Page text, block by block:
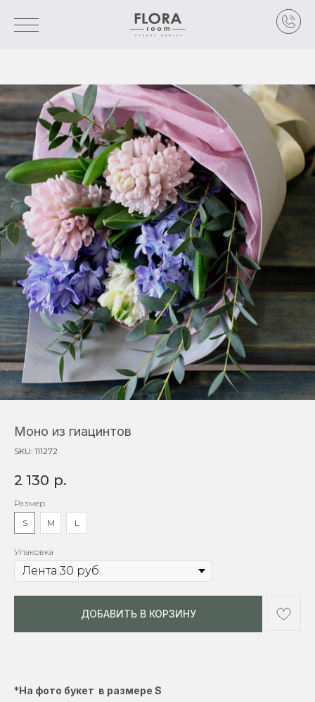
Моно из гиацинтов
SKU: 111272
2 130 р.
Размер
S
M L
Упаковка
ДОБАВИТЬ В КОРЗИНУ
*На фото букет в размере S